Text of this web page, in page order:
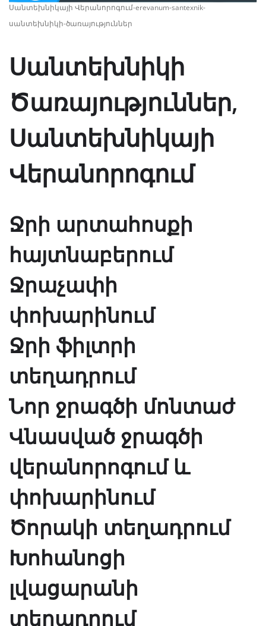
Սանտեխնիկայի Վերանորոգում-erevanum-santexnik-
սանտեխնիկի-ծառայություններ
Սանտեխնիկի
Ծառայություններ,
Սանտեխնիկայի
Վերանորոգում
Ջրի արտահոսքի
հայտնաբերում
Ջրաչափի
փոխարինում
Ջրի ֆիլտրի
տեղադրում
Նոր ջրագծի մոնտաժ
Վնասված ջրագծի
վերանորոգում և
փոխարինում
Ծորակի տեղադրում
Խոհանոցի
լվացարանի
տեղադրում